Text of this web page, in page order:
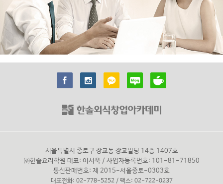
서울특별시 종로구 장교동 장교빌딩 14층 1407호
㈜한솔요리학원 대표: 이서욱 / 사업자등록번호: 101-81-71850
통신판매번호: 제 2015-서울종로-0303호
대표전화: 02-778-5252 / 팩스: 02-722-0237